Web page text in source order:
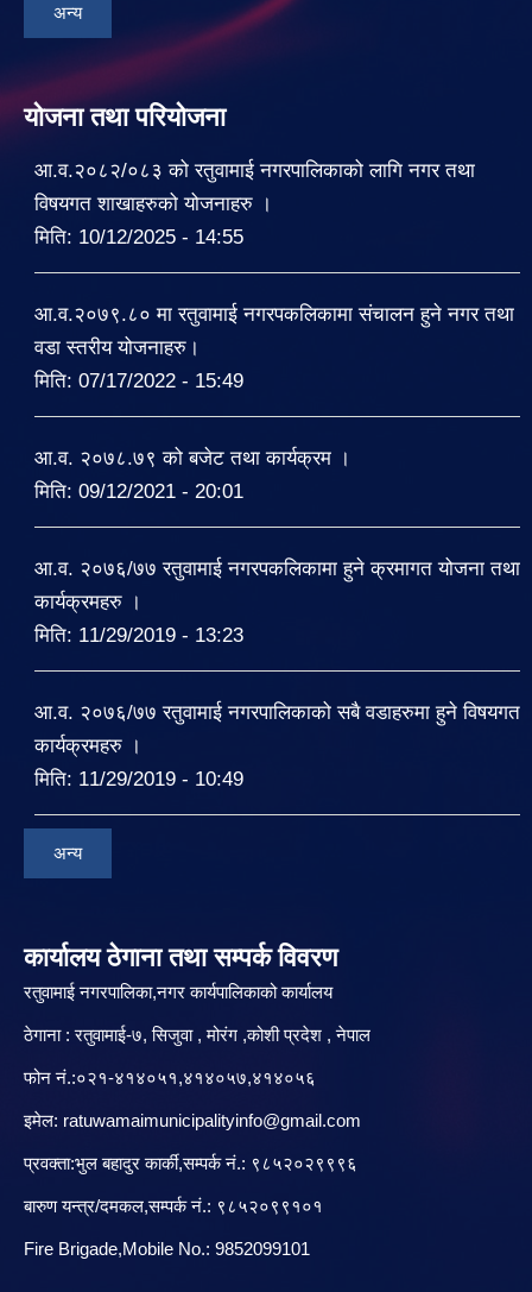
अन्य
योजना तथा परियोजना
आ.व.२०८२/०८३ को रतुवामाई नगरपालिकाको लागि नगर तथा
विषयगत शाखाहरुको योजनाहरु ।
मिति: 10/12/2025 - 14:55
आ.व.२०७९.८० मा रतुवामाई नगरपकलिकामा संचालन हुने नगर तथा
वडा स्तरीय योजनाहरु।
मिति: 07/17/2022 - 15:49
आ.व. २०७८.७९ को बजेट तथा कार्यक्रम ।
मिति: 09/12/2021 - 20:01
आ.व. २०७६/७७ रतुवामाई नगरपकलिकामा हुने क्रमागत योजना तथा
कार्यक्रमहरु ।
मिति: 11/29/2019 - 13:23
आ.व. २०७६/७७ रतुवामाई नगरपालिकाको सबै वडाहरुमा हुने विषयगत
कार्यक्रमहरु ।
मिति: 11/29/2019 - 10:49
अन्य
कार्यालय ठेगाना तथा सम्पर्क विवरण
रतुवामाई नगरपालिका,नगर कार्यपालिकाको कार्यालय
ठेगाना : रतुवामाई-७, सिजुवा , मोरंग ,कोशी प्रदेश , नेपाल
फोन नं.:०२१-४१४०५१,४१४०५७,४१४०५६
इमेल: ratuwamaimunicipalityinfo@gmail.com
प्रवक्ता:भुल बहादुर कार्की,सम्पर्क नं.: ९८५२०२९९९६
बारु‌ण यन्त्र/दमकल,सम्पर्क नं.: ९८५२०९९१०१
Fire Brigade,Mobile No.: 9852099101